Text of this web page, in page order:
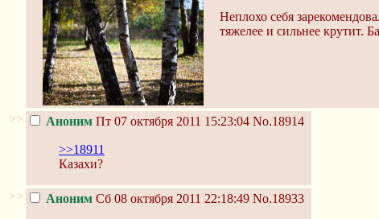
Неплохо себя
тяжелее и сильнее крутит.
>> Аноним Пт 07 октября 2011 15:23:04 No.18914
>>18911
Казахи?
>> Аноним Сб 08 октября 2011 22:18:49 No.18933